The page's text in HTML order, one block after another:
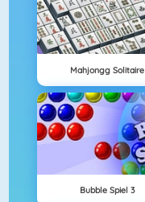
Mahjongg Solitaire
Bubble Spiel 3